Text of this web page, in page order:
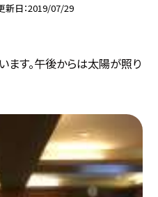
新日 2019/07/29
ます。午後からは太陽が照り